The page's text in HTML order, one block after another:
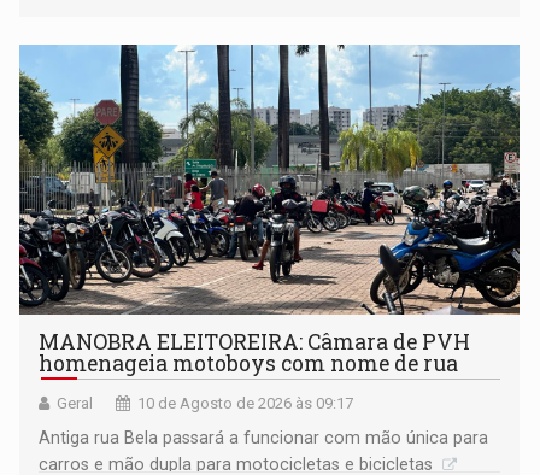
MANOBRA ELEITOREIRA: Câmara de PVH
homenageia motoboys com nome de rua
Geral 10 de Agosto de 2026 às 09:17
Antiga rua Bela passará a funcionar com mão única para
carros e mão dupla para motocicletas e bicicletas